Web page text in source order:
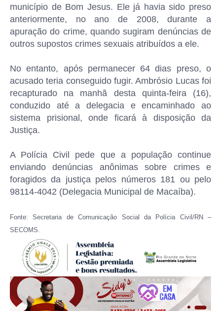
município de Bom Jesus. Ele já havia sido preso
anteriormente, no ano de 2008, durante a
apuração do crime, quando sugiram denúncias de
outros supostos crimes sexuais atribuídos a ele.
No entanto, após permanecer 64 dias preso, o
acusado teria conseguido fugir. Ambrósio Lucas foi
recapturado na manhã desta quinta-feira (16),
conduzido até a delegacia e encaminhado ao
sistema prisional, onde ficará à disposição da
Justiça.
A Polícia Civil pede que a população continue
enviando denúncias anônimas sobre crimes e
foragidos da justiça pelos números 181 ou pelo
98114-4042 (Delegacia Municipal de Macaíba).
Fonte: Secretaria de Comunicação Social da Polícia Civil/RN –
SECOMS.